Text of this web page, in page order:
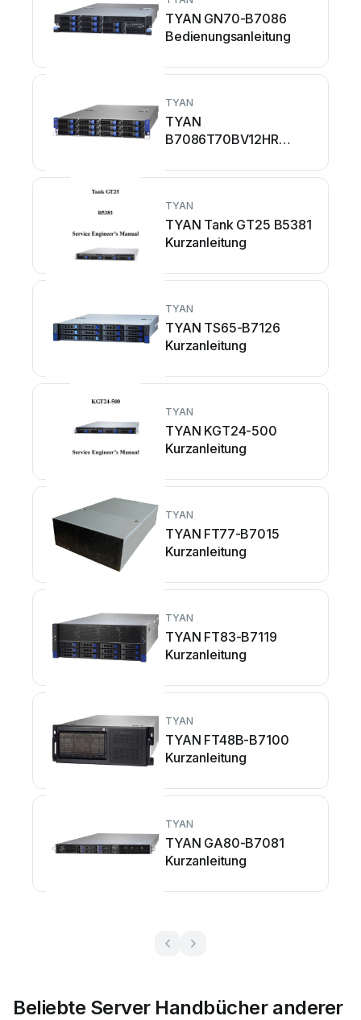
TYAN GN70-B7086
Bedienungsanleitung
TYAN
TYAN
B7086T70BV12HR
TYAN
TYAN Tank GT25 B5381
Kurzanleitung
TYAN
TYAN TS65-B7126
Kurzanleitung
TYAN
TYAN KGT24-500
Kurzanleitung
TYAN
TYAN FT77-B7015
Kurzanleitung
TYAN
TYAN FT83-B7119
Kurzanleitung
TYAN
TYAN FT48B-B7100
Kurzanleitung
TYAN
TYAN GA80-B7081
Kurzanleitung
Beliebte Server Handbücher anderer